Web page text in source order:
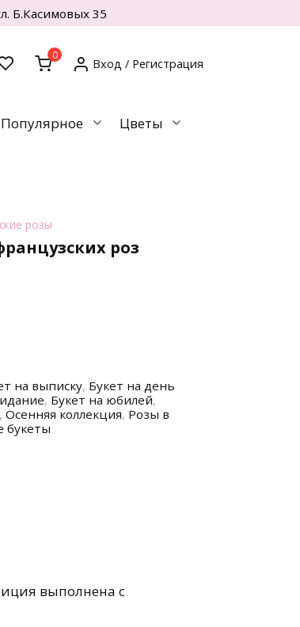
Б.Касимовых 35
0
Вход / Регистрация
Популярное Цветы
розы
роз
на выписку, Букет на день
, Букет на юбилей,
, Осенняя коллекция, Розы в
букеты
выполнена с